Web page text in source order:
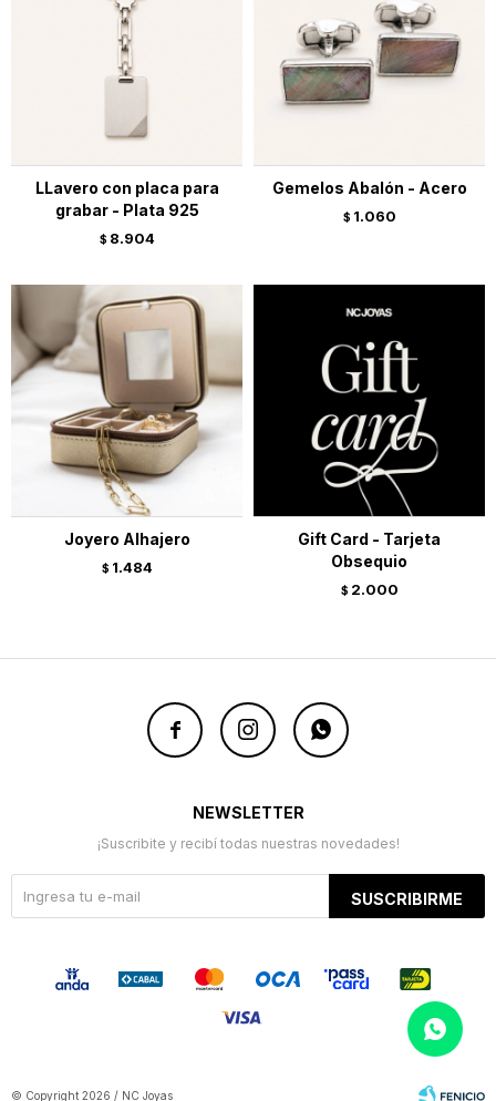
LLavero con placa para
grabar - Plata 925
$ 8.904
Gemelos Abalón - Acero
$ 1.060
Joyero Alhajero
$ 1.484
Gift Card - Tarjeta
Obsequio
$ 2.000
  
NEWSLETTER
¡Suscribite y recibí todas nuestras novedades!
SUSCRIBIRME
© Copyright 2026 / NC Joyas